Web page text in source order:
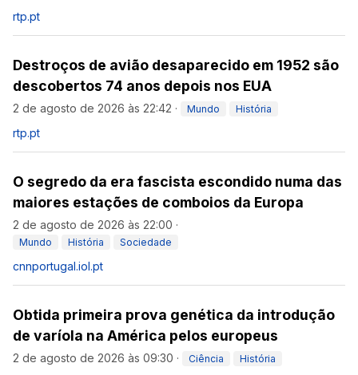
rtp.pt
Destroços de avião desaparecido em 1952 são
descobertos 74 anos depois nos EUA
2 de agosto de 2026 às 22:42 · Mundo História
rtp.pt
O segredo da era fascista escondido numa das
maiores estações de comboios da Europa
2 de agosto de 2026 às 22:00 ·
Mundo História Sociedade
cnnportugal.iol.pt
Obtida primeira prova genética da introdução
de varíola na América pelos europeus
2 de agosto de 2026 às 09:30 · Ciência História